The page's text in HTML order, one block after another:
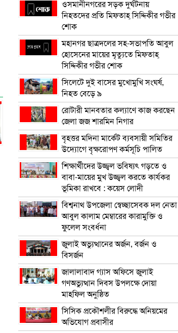
ওসমানীনগরের সড়ক দুর্ঘটনায়
নিহতদের প্রতি মিফতাহ্ সিদ্দিকীর গভীর
শোক
মহানগর ছাত্রদলের সহ-সভাপতি আবুল
হোসেনের মায়ের মৃত্যুতে মিফতাহ্
সিদ্দিকীর গভীর শোক
সিলেটে দুই বাসের মুখোমুখি সংঘর্ষ,
নিহত বেড়ে ৯
রোটারী মানবতার কল্যাণে কাজ করছেন
জেলা জজ শারমিন নিগার
বৃহত্তর মদিনা মার্কেট ব্যবসায়ী সমিতির
উদ্যোগে বৃক্ষরোপণ কর্মসূচি পালিত
শিক্ষার্থীদের উজ্জ্বল ভবিষ্যৎ গড়তে ও
বাবা-মায়ের মুখ উজ্জ্বল করতে কার্যকর
ভূমিকা রাখবে : কয়েস লোদী
বিশ্বনাথ উপজেলা স্বেচ্ছাসেবক দল নেতা
আবুল কালাম মেম্বারের কারামুক্তি ও
ফুলেল সংবর্ধনা
জুলাই অভ্যুত্থানের অর্জন, বর্জন ও
বিসর্জন
জালালাবাদ গ্যাস অফিসে জুলাই
গণঅভ্যুত্থান দিবস উপলক্ষে দোয়া
মাহফিল অনুষ্ঠিত
সিসিক প্রকৌশলীর বিরুদ্ধে অনিয়মের
অভিযোগ প্রবাসীর